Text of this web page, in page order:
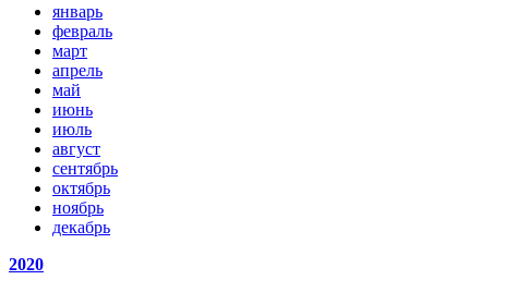
январь
февраль
март
апрель
май
июнь
июль
август
сентябрь
октябрь
ноябрь
декабрь
2020